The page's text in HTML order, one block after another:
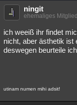
Menschen
Spiritualität
Natur Umfragen
Astronomie
ningit
ehemaliges Mitglied
ich weeiß ihr findet
nicht, aber ästhetik ist
deswegen beurteile
utinam numen mihi adsit!